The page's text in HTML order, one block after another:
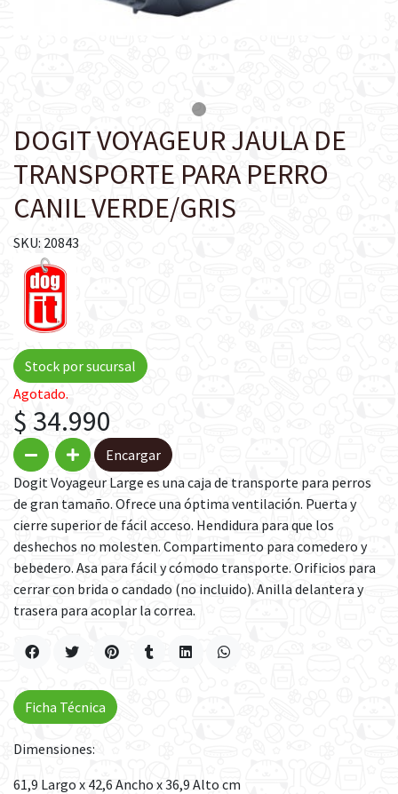
DOGIT VOYAGEUR JAULA DE
TRANSPORTE PARA PERRO
CANIL VERDE/GRIS
SKU: 20843
Stock por sucursal
Agotado.
$ 34.990
Encargar
Dogit Voyageur Large es una caja de transporte para perros
de gran tamaño. Ofrece una óptima ventilación. Puerta y
cierre superior de fácil acceso. Hendidura para que los
deshechos no molesten. Compartimento para comedero y
bebedero. Asa para fácil y cómodo transporte. Orificios para
cerrar con brida o candado (no incluido). Anilla delantera y
trasera para acoplar la correa.
Dimensiones:
61,9 Largo x 42,6 Ancho x 36,9 Alto cm
Ficha Técnica